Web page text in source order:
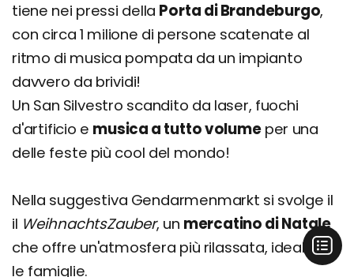
tiene nei pressi della Porta di Brandeburgo,
con circa 1 milione di persone scatenate al
ritmo di musica pompata da un impianto
davvero da brividi!
Un San Silvestro scandito da laser, fuochi
d'artificio e musica a tutto volumeper una
delle feste più cool del mondo!
Nella suggestiva Gendarmenmarkt si svolge il
il WeihnachtsZauber, un mercatino di Natale
che offre un'atmosfera più rilassata, ideale per
le famiglie.